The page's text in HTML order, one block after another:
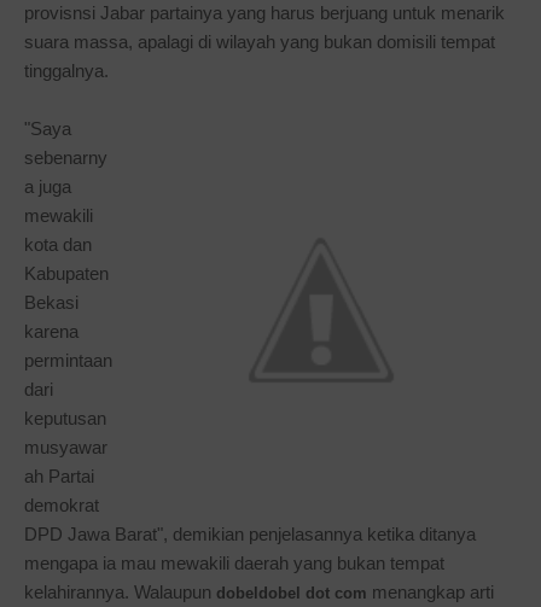
provisnsi Jabar partainya yang harus berjuang untuk menarik
suara massa, apalagi di wilayah yang bukan domisili tempat
tinggalnya.
"Saya
sebenarny
a juga
mewakili
kota dan
Kabupaten
Bekasi
karena
permintaan
dari
keputusan
musyawar
ah Partai
demokrat
DPD Jawa Barat", demikian penjelasannya ketika ditanya
mengapa ia mau mewakili daerah yang bukan tempat
kelahirannya. Walaupun dobeldobel dot com menangkap arti